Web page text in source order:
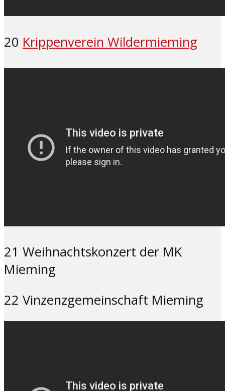
20 Krippenverein Wildermieming
21 Weihnachtskonzert der MK
Mieming
22 Vinzenzgemeinschaft Mieming